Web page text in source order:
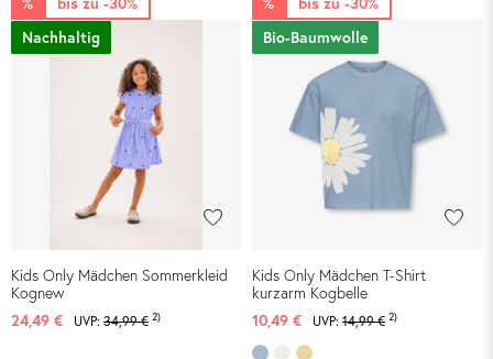
Nachhaltig
Kids Only Mädchen Sommerkleid
Kognew
24,49 €
UVP: 34,99 € 2)
Bio-Baumwolle
Kids Only Mädchen T-Shirt
kurzarm Kogbelle
10,49 €
UVP: 14,99 € 2)